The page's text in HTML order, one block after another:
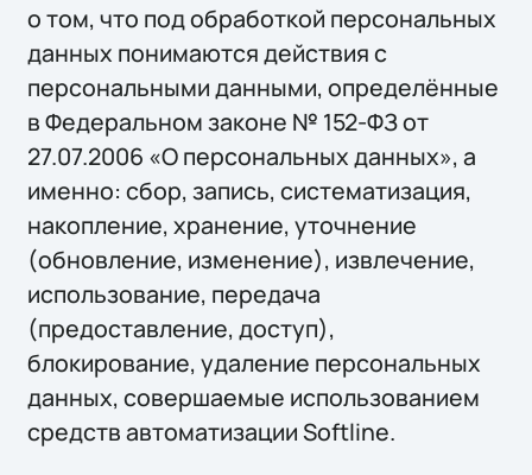
о том, что под обработкой персональных
данных понимаются действия с
персональными данными, определённые
в Федеральном законе № 152-ФЗ от
27.07.2006 «О персональных данных», а
именно: сбор, запись, систематизация,
накопление, хранение, уточнение
(обновление, изменение), извлечение,
использование, передача
(предоставление, доступ),
блокирование, удаление персональных
данных, совершаемые использованием
средств автоматизации Softline.